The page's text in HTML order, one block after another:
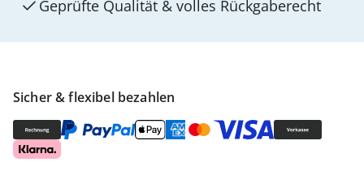
Sicher & flexibel bezahlen
Geprüfte Qualität & volles Rückgaberecht